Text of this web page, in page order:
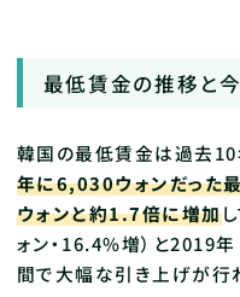
最低賃金の推移と
韓国の最低賃金は過去10
年に6,030ウォンだった
ウォンと約1.7倍に増加
ォン・16.4%増）と2019
間で大幅な引き上げが行